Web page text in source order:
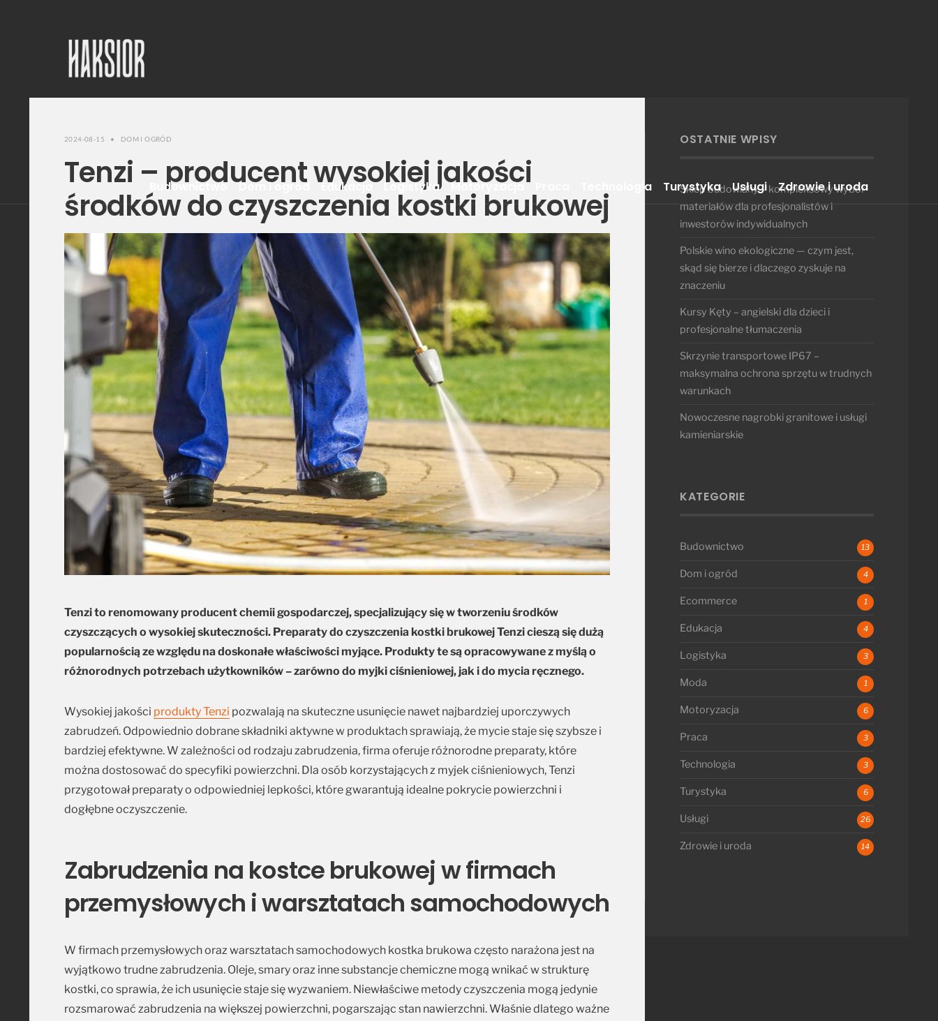
Budownictwo Dom i ogród Edukacja Logistyka Motoryzacja Technologia Turystyka Usługi Zdrowie i uroda
2024-08-15 • DOM I OGRÓD
Tenzi – producent wysokiej jakości
środków do czyszczenia kostki brukowej
Tenzi to renomowany producent chemii gospodarczej, specjalizujący się w tworzeniu środków
czyszczących o wysokiej skuteczności. Preparaty do czyszczenia kostki brukowej Tenzi cieszą się dużą
popularnością ze względu na doskonałe właściwości myjące. Produkty te są opracowywane z myślą o
różnorodnych potrzebach użytkowników – zarówno do myjki ciśnieniowej, jak i do mycia ręcznego.
Wysokiej jakości produkty Tenzi pozwalają na skuteczne usunięcie nawet najbardziej uporczywych
zabrudzeń. Odpowiednio dobrane składniki aktywne w produktach sprawiają, że mycie staje się szybsze i
bardziej efektywne. W zależności od rodzaju zabrudzenia, firma oferuje różnorodne preparaty, które
można dostosować do specyfiki powierzchni. Dla osób korzystających z myjek ciśnieniowych, Tenzi
przygotował preparaty o odpowiedniej lepkości, które gwarantują idealne pokrycie powierzchni i
dogłębne oczyszczenie.
Zabrudzenia na kostce brukowej w firmach
przemysłowych i warsztatach samochodowych
W firmach przemysłowych oraz warsztatach samochodowych kostka brukowa często narażona jest na
wyjątkowo trudne zabrudzenia. Oleje, smary oraz inne substancje chemiczne mogą wnikać w strukturę
kostki, co sprawia, że ich usunięcie staje się wyzwaniem. Niewłaściwe metody czyszczenia mogą jedynie
rozsmarować zabrudzenia na większej powierzchni, pogarszając stan nawierzchni. Właśnie dlatego ważne
OSTATNIE WPISY
Sklep budowlany – kompleksowy wybór
materiałów dla profesjonalistów i
inwestorów indywidualnych
Polskie wino ekologiczne — czym jest,
skąd się bierze i dlaczego zyskuje na
znaczeniu
Kursy Kęty – angielski dla dzieci i
profesjonalne tłumaczenia
Skrzynie transportowe IP67 –
maksymalna ochrona sprzętu w trudnych
warunkach
Nowoczesne nagrobki granitowe i usługi
kamieniarskie
KATEGORIE
Budownictwo 13
Dom i ogród 4
Ecommerce 1
Edukacja 4
Logistyka 3
Moda 1
Motoryzacja 6
Praca 3
Technologia 3
Turystyka 6
Usługi 26
Zdrowie i uroda 14